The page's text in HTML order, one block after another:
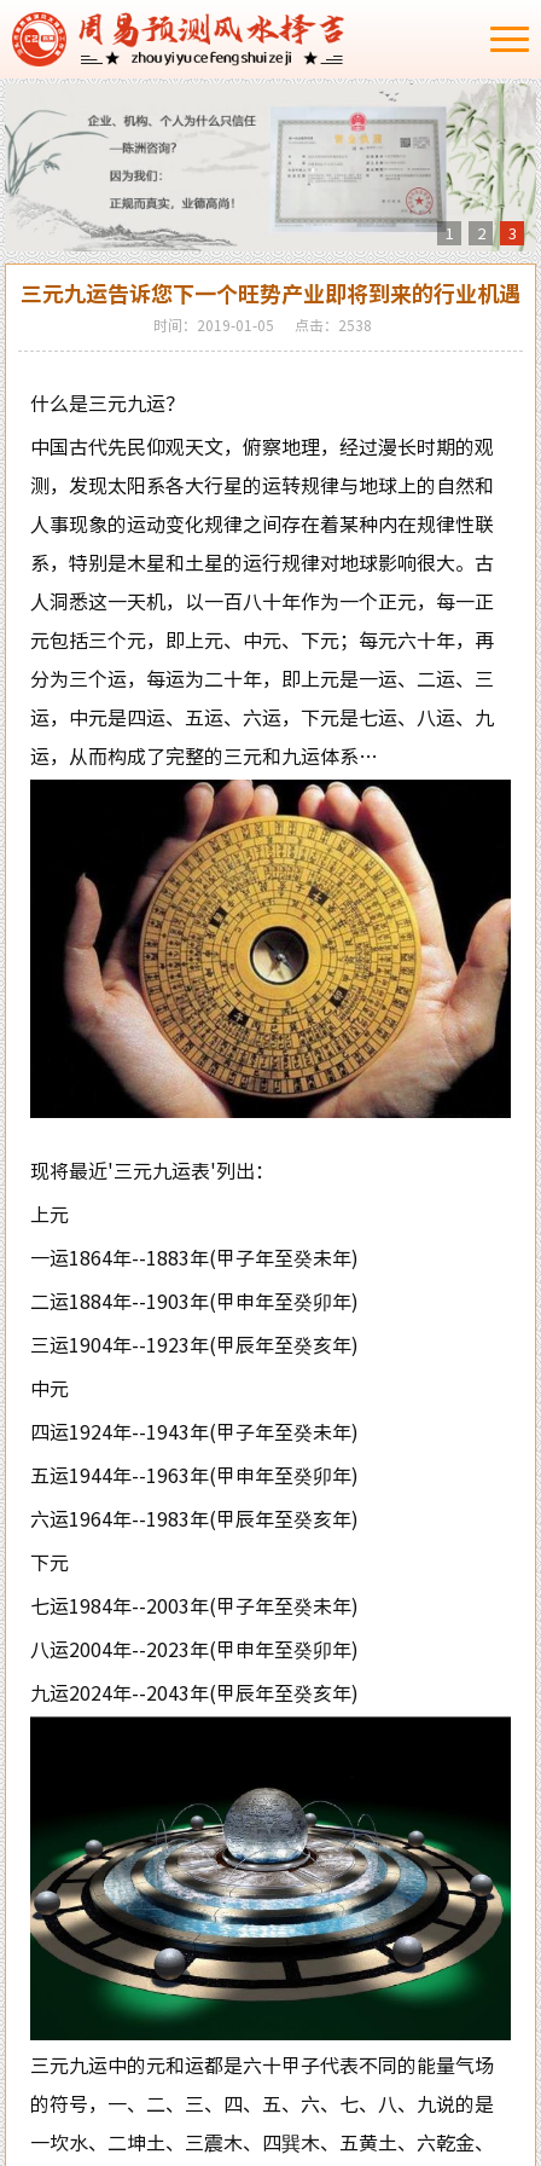
1 2 3
三元九运告诉您下一个旺势产业即将到来的行业机遇
时间：2019-01-05 点击：2538
什么是三元九运？
中国古代先民仰观天文，俯察地理，经过漫长时期的观
测，发现太阳系各大行星的运转规律与地球上的自然和
人事现象的运动变化规律之间存在着某种内在规律性联
系，特别是木星和土星的运行规律对地球影响很大。古
人洞悉这一天机，以一百八十年作为一个正元，每一正
元包括三个元，即上元、中元、下元；每元六十年，再
分为三个运，每运为二十年，即上元是一运、二运、三
运，中元是四运、五运、六运，下元是七运、八运、九
运，从而构成了完整的三元和九运体系…
现将最近'三元九运表'列出：
上元
一运1864年--1883年(甲子年至癸未年)
二运1884年--1903年(甲申年至癸卯年)
三运1904年--1923年(甲辰年至癸亥年)
中元
四运1924年--1943年(甲子年至癸未年)
五运1944年--1963年(甲申年至癸卯年)
六运1964年--1983年(甲辰年至癸亥年)
下元
七运1984年--2003年(甲子年至癸未年)
八运2004年--2023年(甲申年至癸卯年)
九运2024年--2043年(甲辰年至癸亥年)
三元九运中的元和运都是六十甲子代表不同的能量气场
的符号，一、二、三、四、五、六、七、八、九说的是
一坎水、二坤土、三震木、四巽木、五黄土、六乾金、